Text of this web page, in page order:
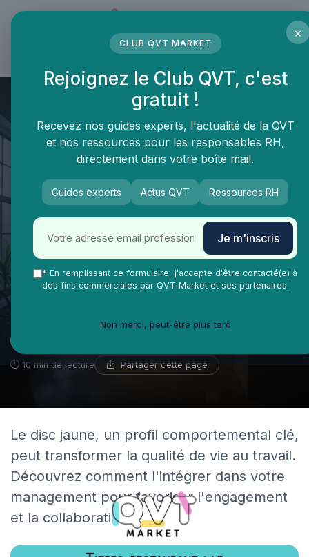
QVT Market Développement personnel
Comprendre le disc jaune pour
améliorer la qualité de vie au
travail
10 min de lecture Partager cette page
Le disc jaune, un profil comportemental clé,
peut transformer la qualité de vie au travail.
Découvrez comment l'intégrer dans votre
management pour favoriser l'engagement
et la collaboration.
×
CLUB QVT MARKET
Rejoignez le Club QVT, c'est
gratuit !
Recevez nos guides experts, l'actualité de la QVT
et nos ressources pour les responsables RH,
directement dans votre boîte mail.
Guides experts Actus QVT Ressources RH
Je m'inscris
* En remplissant ce formulaire, j'accepte d'être contacté(e) à
des fins commerciales par QVT Market et ses partenaires.
Non merci, peut-être plus tard
Panneau de gestion des cookies